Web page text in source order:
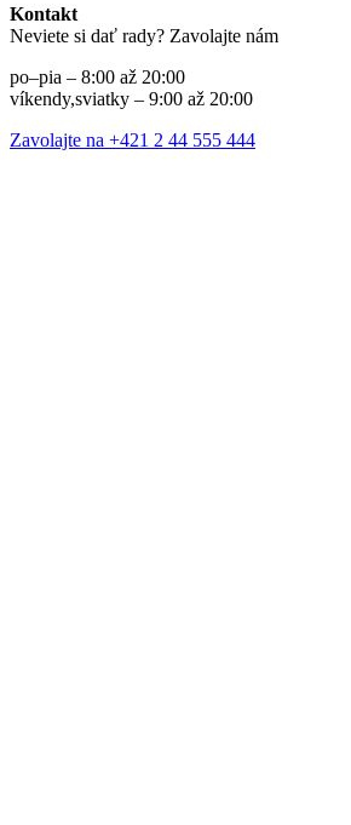
Kontakt
Neviete si dať rady? Zavolajte nám
po–pia – 8:00 až 20:00
víkendy,sviatky – 9:00 až 20:00
Zavolajte na +421 2 44 555 444